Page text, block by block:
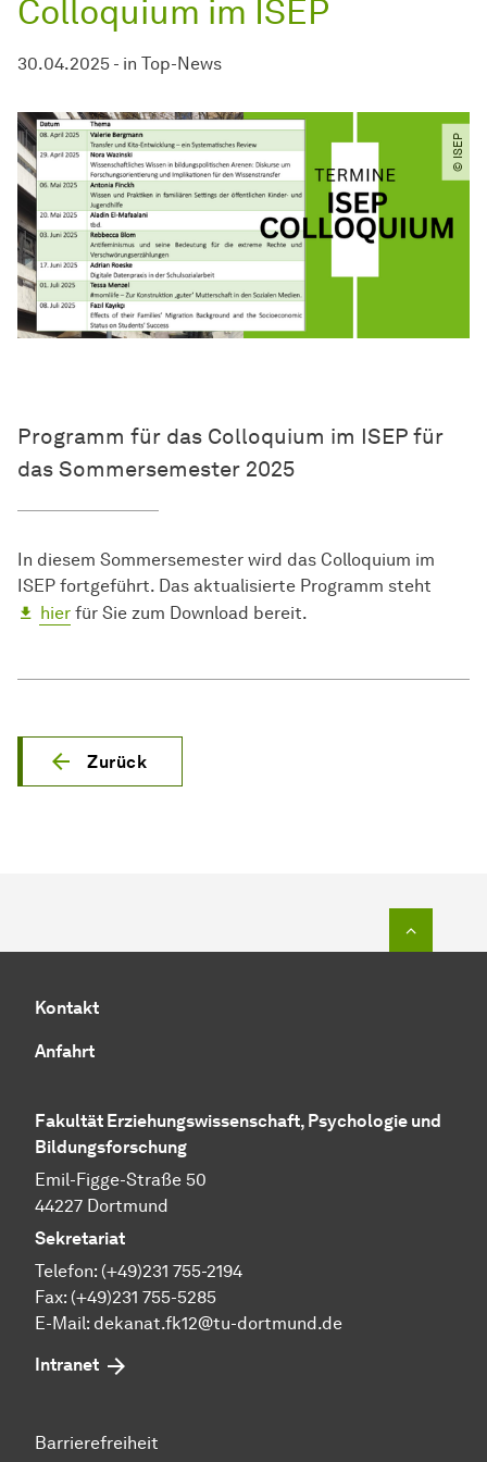
Colloquium im ISEP
30.04.2025 - in Top-News
© ISEP
Programm für das Colloquium im ISEP für
das Sommersemester 2025
In diesem Sommersemester wird das Colloquium im
ISEP fortgeführt. Das aktualisierte Programm steht
hier für Sie zum Download bereit.
Zurück
Kontakt
Anfahrt
Fakultät Erziehungswissenschaft, Psychologie und
Bildungsforschung
Emil-Figge-Straße 50
44227 Dortmund
Sekretariat
Telefon: (+49)231 755-2194
Fax: (+49)231 755-5285
E-Mail: dekanat.fk12@tu-dortmund.de
Intranet
Barrierefreiheit